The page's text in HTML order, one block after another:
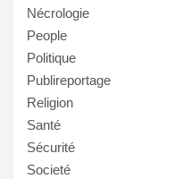
Nécrologie
People
Politique
Publireportage
Religion
Santé
Sécurité
Societé